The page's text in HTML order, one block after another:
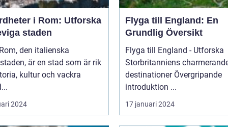
i Rom: Utforska
staden
är en stad som är rik
kultur och vackra
2024
Flyga till England: En
Grundlig Översikt
Flyga till England - Utforska
Storbritanniens
destinationer Övergripande
introduktion ...
17 januari 2024